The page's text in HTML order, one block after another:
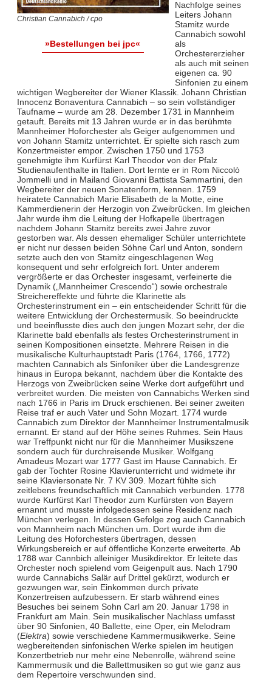
Christian Cannabich / cpo
»Bestellungen bei jpc«
Nachfolge seines
Leiters Johann
Stamitz wurde
Cannabich sowohl
als
Orchestererzieher
als auch mit seinen
eigenen ca. 90
Sinfonien zu einem
wichtigen Wegbereiter der Wiener Klassik. Johann Christian
Innocenz Bonaventura Cannabich – so sein vollständiger
Taufname – wurde am 28. Dezember 1731 in Mannheim
getauft. Bereits mit 13 Jahren wurde er in das berühmte
Mannheimer Hoforchester als Geiger aufgenommen und
von Johann Stamitz unterrichtet. Er spielte sich rasch zum
Konzertmeister empor. Zwischen 1750 und 1753
genehmigte ihm Kurfürst Karl Theodor von der Pfalz
Studienaufenthalte in Italien. Dort lernte er in Rom Niccolò
Jommelli und in Mailand Giovanni Battista Sammartini, den
Wegbereiter der neuen Sonatenform, kennen. 1759
heiratete Cannabich Marie Elisabeth de la Motte, eine
Kammerdienerin der Herzogin von Zweibrücken. Im gleichen
Jahr wurde ihm die Leitung der Hofkapelle übertragen
nachdem Johann Stamitz bereits zwei Jahre zuvor
gestorben war. Als dessen ehemaliger Schüler unterrichtete
er nicht nur dessen beiden Söhne Carl und Anton, sondern
setzte auch den von Stamitz eingeschlagenen Weg
konsequent und sehr erfolgreich fort. Unter anderem
vergrößerte er das Orchester insgesamt, verfeinerte die
Dynamik („Mannheimer Crescendo“) sowie orchestrale
Streichereffekte und führte die Klarinette als
Orchesterinstrument ein – ein entscheidender Schritt für die
weitere Entwicklung der Orchestermusik. So beeindruckte
und beeinflusste dies auch den jungen Mozart sehr, der die
Klarinette bald ebenfalls als festes Orchesterinstrument in
seinen Kompositionen einsetzte. Mehrere Reisen in die
musikalische Kulturhauptstadt Paris (1764, 1766, 1772)
machten Cannabich als Sinfoniker über die Landesgrenze
hinaus in Europa bekannt, nachdem über die Kontakte des
Herzogs von Zweibrücken seine Werke dort aufgeführt und
verbreitet wurden. Die meisten von Cannabichs Werken sind
nach 1766 in Paris im Druck erschienen. Bei seiner zweiten
Reise traf er auch Vater und Sohn Mozart. 1774 wurde
Cannabich zum Direktor der Mannheimer Instrumentalmusik
ernannt. Er stand auf der Höhe seines Ruhmes. Sein Haus
war Treffpunkt nicht nur für die Mannheimer Musikszene
sondern auch für durchreisende Musiker. Wolfgang
Amadeus Mozart war 1777 Gast im Hause Cannabich. Er
gab der Tochter Rosine Klavierunterricht und widmete ihr
seine Klaviersonate Nr. 7 KV 309. Mozart fühlte sich
zeitlebens freundschaftlich mit Cannabich verbunden. 1778
wurde Kurfürst Karl Theodor zum Kurfürsten von Bayern
ernannt und musste infolgedessen seine Residenz nach
München verlegen. In dessen Gefolge zog auch Cannabich
von Mannheim nach München um. Dort wurde ihm die
Leitung des Hoforchesters übertragen, dessen
Wirkungsbereich er auf öffentliche Konzerte erweiterte. Ab
1788 war Cannbich alleiniger Musikdirektor. Er leitete das
Orchester noch spielend vom Geigenpult aus. Nach 1790
wurde Cannabichs Salär auf Drittel gekürzt, wodurch er
gezwungen war, sein Einkommen durch private
Konzertreisen aufzubessern. Er starb während eines
Besuches bei seinem Sohn Carl am 20. Januar 1798 in
Frankfurt am Main. Sein musikalischer Nachlass umfasst
über 90 Sinfonien, 40 Ballette, eine Oper, ein Melodram
(Elektra) sowie verschiedene Kammermusikwerke. Seine
wegbereitenden sinfonischen Werke spielen im heutigen
Konzertbetrieb nur mehr eine Nebenrolle, während seine
Kammermusik und die Ballettmusiken so gut wie ganz aus
dem Repertoire verschwunden sind.